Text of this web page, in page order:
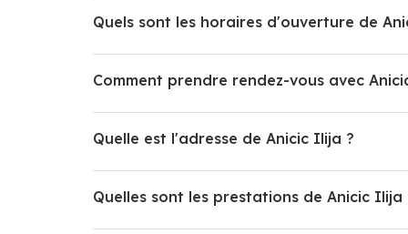
Quels sont les horaires d'ouverture de
Comment prendre rendez-vous avec
Quelle est l'adresse de Anicic Ilija ?
Quelles sont les prestations de Anicic Ilija